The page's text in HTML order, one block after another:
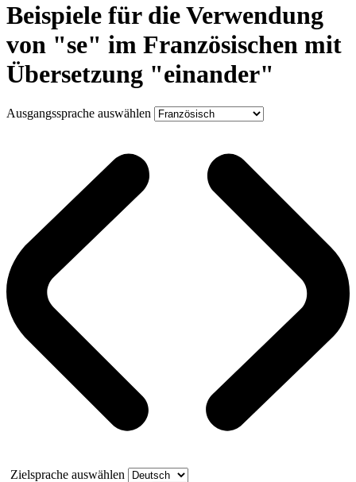
Beispiele für die Verwendung
von "se" im Französischen mit
Übersetzung "einander"
Ausgangssprache auswählen
Zielsprache auswählen